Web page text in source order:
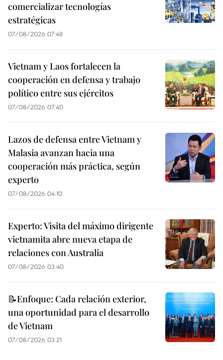
comercializar tecnologías
estratégicas
07/08/2026 07:48
Vietnam y Laos fortalecen la
cooperación en defensa y trabajo
político entre sus ejércitos
07/08/2026 07:40
Lazos de defensa entre Vietnam y
Malasia avanzan hacia una
cooperación más práctica, según
experto
07/08/2026 04:10
Experto: Visita del máximo dirigente
vietnamita abre nueva etapa de
relaciones con Australia
07/08/2026 03:40
📝Enfoque: Cada relación exterior,
una oportunidad para el desarrollo
de Vietnam
07/08/2026 03:21